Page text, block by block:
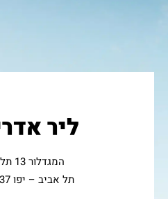
ליר
המגדלור 13 תל אביב יפו
תל אביב – יפו 68037 ישראל